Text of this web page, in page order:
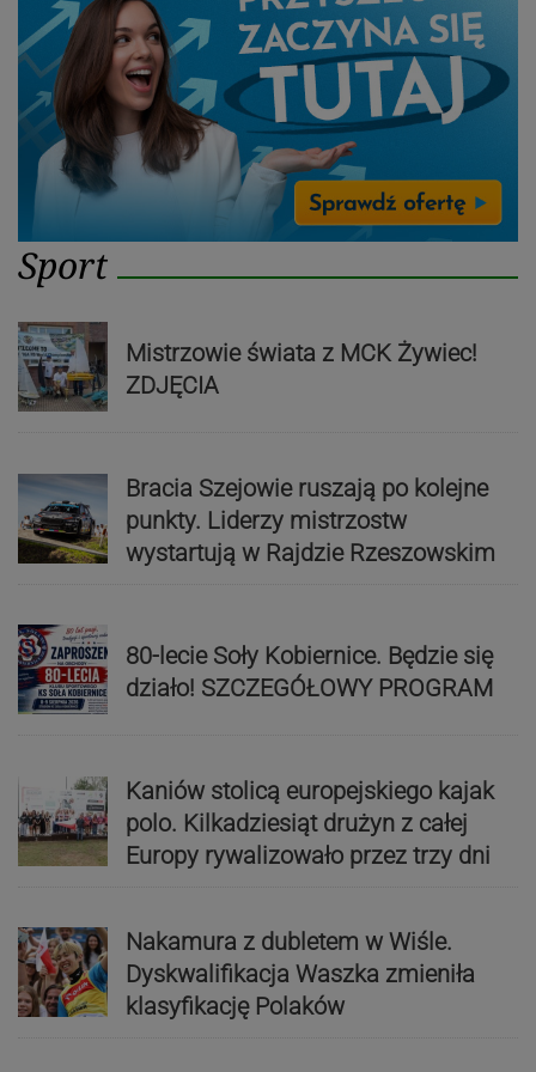
Sport
Mistrzowie świata z MCK Żywiec!
ZDJĘCIA
Bracia Szejowie ruszają po kolejne
punkty. Liderzy mistrzostw
wystartują w Rajdzie Rzeszowskim
80-lecie Soły Kobiernice. Będzie się
działo! SZCZEGÓŁOWY PROGRAM
Kaniów stolicą europejskiego kajak
polo. Kilkadziesiąt drużyn z całej
Europy rywalizowało przez trzy dni
Nakamura z dubletem w Wiśle.
Dyskwalifikacja Waszka zmieniła
klasyfikację Polaków